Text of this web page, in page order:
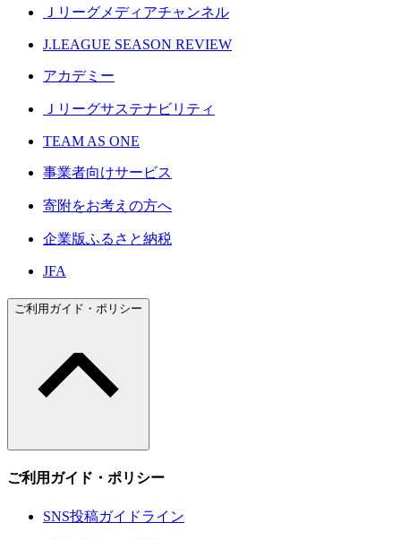
Ｊリーグメディアチャンネル
J.LEAGUE SEASON REVIEW
アカデミー
Ｊリーグサステナビリティ
TEAM AS ONE
事業者向けサービス
寄附をお考えの方へ
企業版ふるさと納税
JFA
ご利用ガイド・ポリシー
ご利用ガイド・ポリシー
SNS投稿ガイドライン